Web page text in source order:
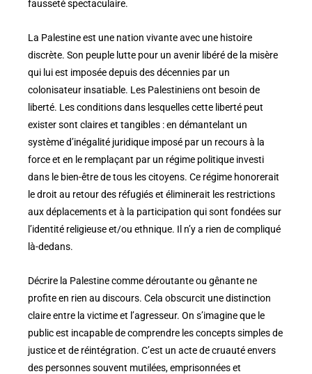
fausseté spectaculaire.
La Palestine est une nation vivante avec une histoire
discrète. Son peuple lutte pour un avenir libéré de la misère
qui lui est imposée depuis des décennies par un
colonisateur insatiable. Les Palestiniens ont besoin de
liberté. Les conditions dans lesquelles cette liberté peut
exister sont claires et tangibles : en démantelant un
système d’inégalité juridique imposé par un recours à la
force et en le remplaçant par un régime politique investi
dans le bien-être de tous les citoyens. Ce régime honorerait
le droit au retour des réfugiés et éliminerait les restrictions
aux déplacements et à la participation qui sont fondées sur
l’identité religieuse et/ou ethnique. Il n’y a rien de compliqué
là-dedans.
Décrire la Palestine comme déroutante ou gênante ne
profite en rien au discours. Cela obscurcit une distinction
claire entre la victime et l’agresseur. On s’imagine que le
public est incapable de comprendre les concepts simples de
justice et de réintégration. C’est un acte de cruauté envers
des personnes souvent mutilées, emprisonnées et